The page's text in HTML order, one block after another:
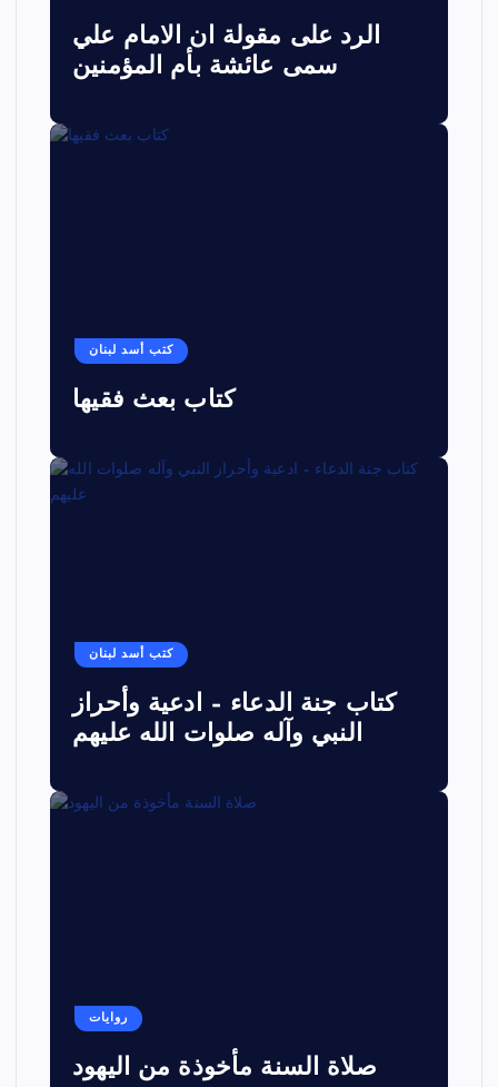
الرد على مقولة ان الامام علي
سمى عائشة بأم المؤمنين
كتب أسد لبنان
كتاب بعث فقيها
كتب أسد لبنان
كتاب جنة الدعاء – ادعية وأحراز
النبي وآله صلوات الله عليهم
روايات
صلاة السنة مأخوذة من اليهود